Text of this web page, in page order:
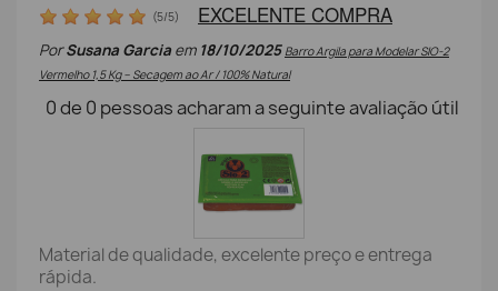
(5/5) EXCELENTE COMPRA
PorSusana Garcia em 18/10/2025 Barro Argila para Modelar SIO-2
Vermelho 1,5 Kg – Secagem ao Ar / 100% Natural
0de 0 pessoas acharam a seguinte avaliação útil
Material de qualidade, excelente preço e entrega
rápida.